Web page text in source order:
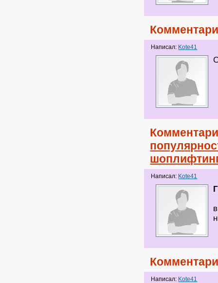
Написал: Kote41
Написал: Kote41
Написал: Kote41